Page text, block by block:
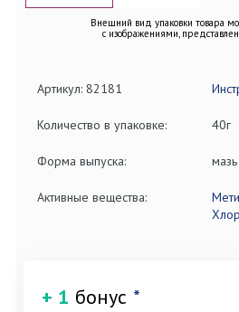
Внешний вид упаковки товара
с изображениями,
Артикул: 82181
Количество в упаковке: 40г
Форма выпуска: мазь
Активные вещества:
+ 1 бонус *